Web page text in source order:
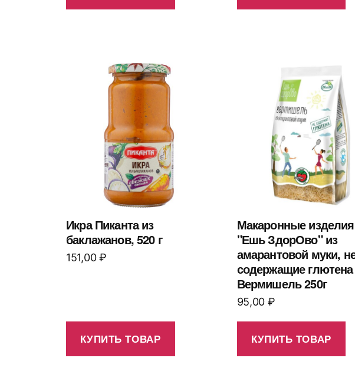
Икра Пиканта из
баклажанов, 520 г
151,00₽
КУПИТЬ ТОВАР
Макаронные изделия
"Ешь ЗдорОво" из
амарантовой муки,
содержащие глютена
Вермишель 250г
95,00 ₽
КУПИТЬ ТОВАР